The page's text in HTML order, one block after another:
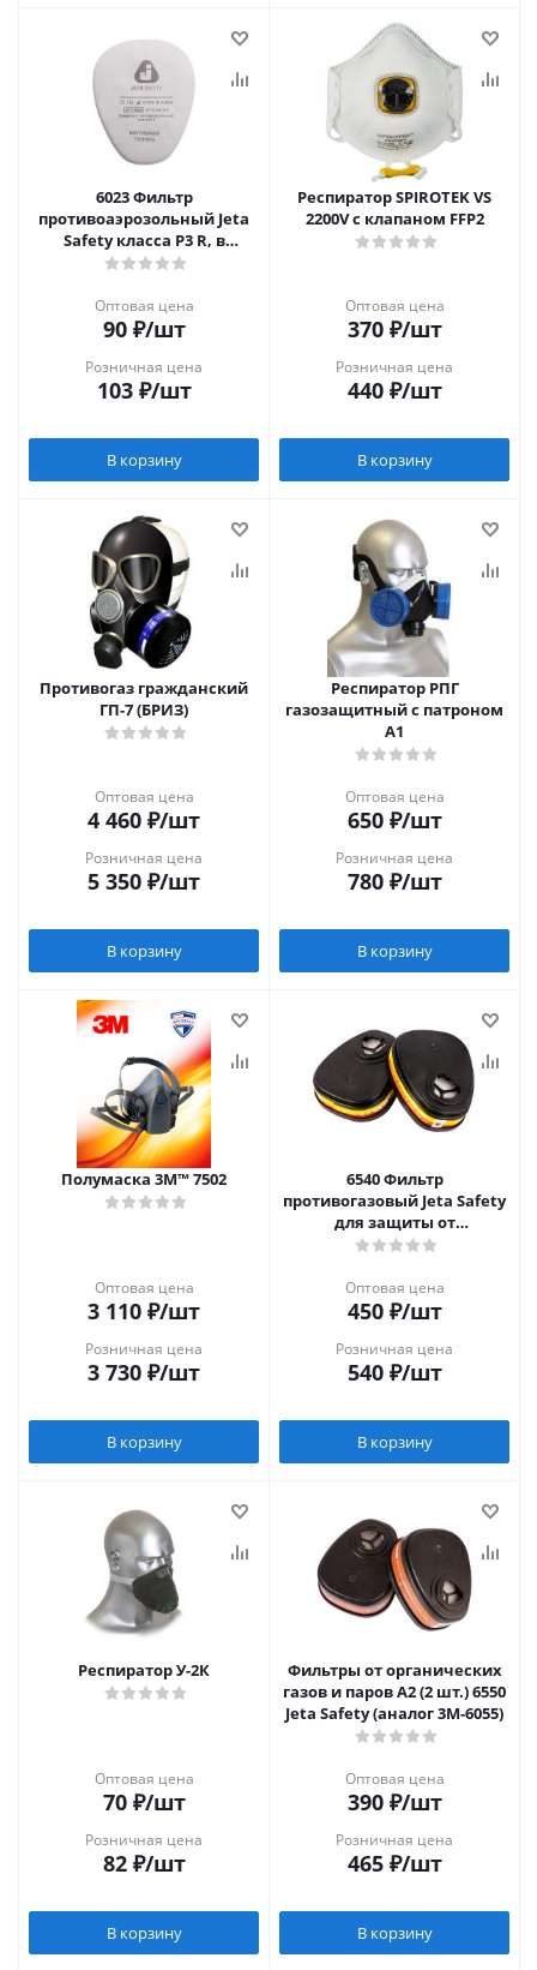
6023 Фильтр
противоаэрозольный Jeta
Safety класса P3 R, в
упаковке 4 шт / коробка 100
Оптовая цена
90₽/шт
Розничная цена
103₽/шт
В корзину
Респиратор SPIROTEK VS
2200V с клапаном FFP2
Оптовая цена
370₽/шт
Розничная цена
440₽/шт
В корзину
Противогаз гражданский
ГП-7 (БРИЗ)
Оптовая цена
4 460 ₽/шт
Розничная цена
5 350 ₽/шт
В корзину
Респиратор РПГ
газозащитный с патроном
А1
Оптовая цена
650₽/шт
Розничная цена
780₽/шт
В корзину
Полумаска 3M™ 7502
Оптовая цена
3 110 ₽/шт
Розничная цена
3 730 ₽/шт
В корзину
6540 Фильтр
противогазовый Jeta Safety
для защиты от
органических и кислых
упаковке 2 шт
Оптовая цена
450₽/шт
Розничная цена
540₽/шт
В корзину
Респиратор У-2К
Оптовая цена
70₽/шт
Розничная цена
82₽/шт
В корзину
Фильтры от органических
газов и паров A2 (2 шт.) 6550
Jeta Safety (аналог 3М-6055)
Оптовая цена
390₽/шт
Розничная цена
465₽/шт
В корзину